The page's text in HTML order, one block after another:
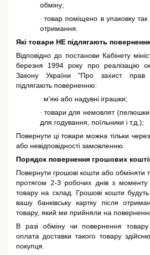
обміну;
·товар поміщено в упаковку так
отримання.
Які товари НЕ підлягають
Відповідно до постанови Кабінету
березня 1994 року про реалізацію
Закону України "Про захист прав
підлягають поверненню:
· м'які або надувні іграшки;
· товари для немовлят
для годування, поїльники і т.д.);
Повернути ці товари можна тільки
або невідповідності замовленню.
Порядок повернення грошових
Повернути грошові кошти або
протягом 2-3 робочих днів з
товару на склад. Грошові кошти
вашу банківську картку після
товару, який ми прийняли на
В разі обміну чи повернення товару
оплата доставки такого товару
покупця.